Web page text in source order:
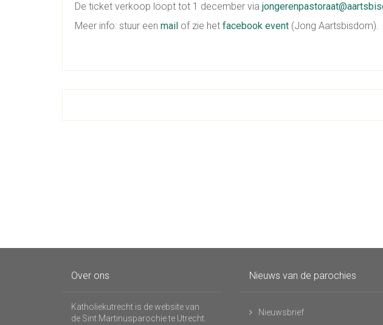
De ticket verkoop loopt tot 1 december via
Meer info: stuur een mail of zie het facebook event (Jong Aartsbisdom).
Over ons
Katholiekutrecht is de website van
de Sint Martinusparochie te Utrecht.
Nieuws van de parochies
Nieuwsbrief